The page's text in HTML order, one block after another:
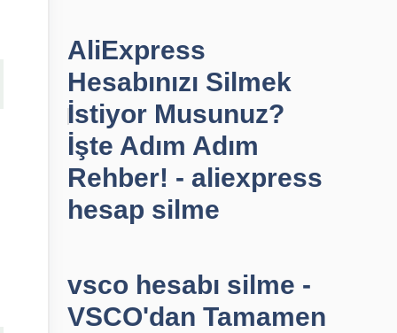
AliExpress
Hesabınızı Silmek
İstiyor Musunuz?
İşte Adım Adım
Rehber! - aliexpress
hesap silme
vsco hesabı silme -
VSCO'dan Tamamen